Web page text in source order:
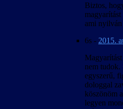
Biztos,
ami
6s - 2015.
nem tudok.
egyszerű,
dologgal
köszönöm
legyen